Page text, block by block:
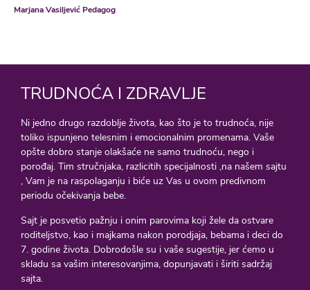
Marjana Vasiljević Pedagog
TRUDNOĆA I ZDRAVLJE
Ni jedno drugo razdoblje života, kao što je to trudnoća, nije
toliko ispunjeno telesnim i emocionalnim promenama. Vaše
opšte dobro stanje olakšaće ne samo trudnoću, nego i
porođaj. Tim stručnjaka, razlicitih specijalnosti ,na našem sajtu
, Vam je na raspolaganju i biće uz Vas u ovom predivnom
periodu očekivanja bebe.
Sajt je posvetio pažnju i onim parovima koji žele da ostvare
roditeljstvo, kao i majkama nakon porodjaja, bebama i deci do
7. godine života. Dobrodošle su i vaše sugestije, jer ćemo u
skladu sa vašim interesovanjima, dopunjavati i širiti sadržaj
sajta.